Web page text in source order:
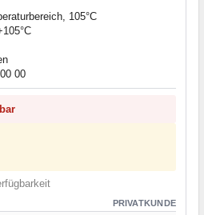
105°C
00
PRIVATKUNDE